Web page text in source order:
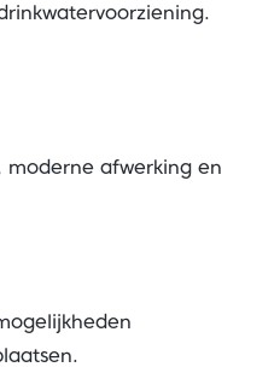
moderne afwerking en